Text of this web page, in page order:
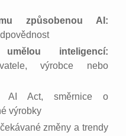
způsobenou AI:
inteligencí:
výrobce nebo
AI Act, směrnice o
výrobky
změny a trendy